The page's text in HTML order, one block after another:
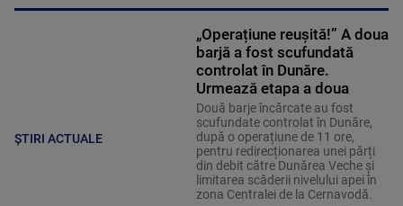
ȘTIRI ACTUALE
„Operațiune reușită!” A doua
barjă a fost scufundată
controlat în Dunăre.
Urmează etapa a doua
Două barje încărcate au fost
scufundate controlat în Dunăre,
după o operațiune de 11 ore,
pentru redirecționarea unei părți
din debit către Dunărea Veche și
limitarea scăderii nivelului apei în
zona Centralei de la Cernavodă.